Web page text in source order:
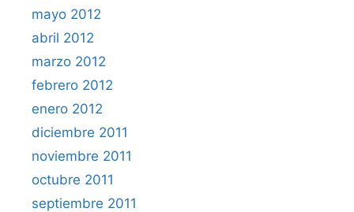
mayo 2012
abril 2012
marzo 2012
febrero 2012
enero 2012
diciembre 2011
noviembre 2011
octubre 2011
septiembre 2011